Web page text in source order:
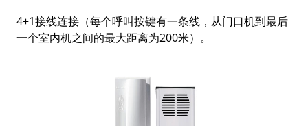
4+1接线连接（每个呼叫按键有一条线，从门口机到最后
一个室内机之间的最大距离为200米）。